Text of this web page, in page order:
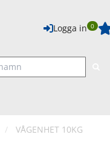
Logga in 0
VÅGENHET 10KG